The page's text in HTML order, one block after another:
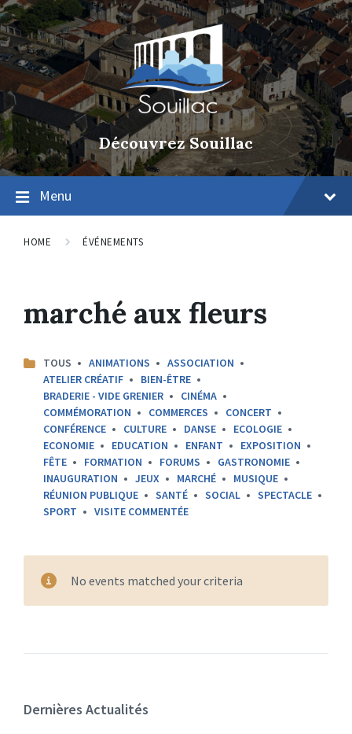
Découvrez Souillac
Menu
HOME ÉVÉNEMENTS
marché aux fleurs
CATEGORIES:
TOUS ANIMATIONS
ASSOCIATION
ATELIER CRÉATIF
BIEN-ÊTRE
BRADERIE - VIDE GRENIER
CINÉMA
COMMÉMORATION
COMMERCES
CONCERT
CONFÉRENCE
CULTURE DANSE
ECOLOGIE
ECONOMIE
EDUCATION ENFANT
EXPOSITION
FÊTE
FORMATION FORUMS
GASTRONOMIE
INAUGURATION
JEUX MARCHÉ
MUSIQUE
RÉUNION PUBLIQUE
SANTÉ SOCIAL
SPECTACLE
SPORT
VISITE COMMENTÉE
No events matched your criteria
Dernières Actualités